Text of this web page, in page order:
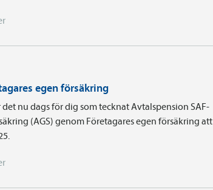
egen försäkring
nu dags för dig som tecknat Avtals­pension SAF-
(AGS) genom Företagares egen försäkring att